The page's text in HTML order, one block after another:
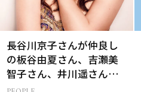
長谷川京子さんが仲良し
の板谷由夏さん、吉瀬美
智子さん、井川遥さんと
集まる理由は…